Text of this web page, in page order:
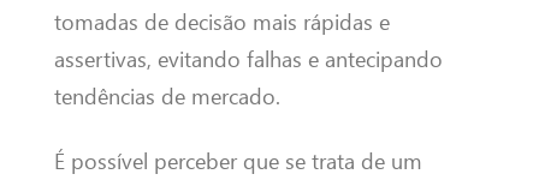
tomadas de decisão mais rápidas e
assertivas, evitando falhas e antecipando
tendências de mercado.
É possível perceber que se trata de um